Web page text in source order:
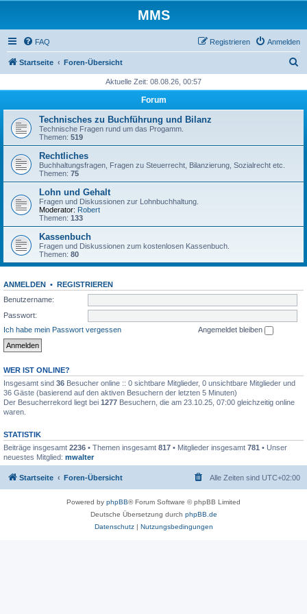
MMS
FAQ Anmelden
Registrieren
Startseite Foren-Übersicht
h
Aktuelle Zeit: 08.08.26, 00:57
Forum
Technisches zu Buchführung und Bilanz
Technische Fragen rund um das Progamm.
Themen: 519
Rechtliches
Buchhaltungsfragen, Fragen zu Steuerrecht, Bilanzierung, Sozialrecht etc.
Themen: 75
Lohn und Gehalt
Fragen und Diskussionen zur Lohnbuchhaltung.
Moderator: Robert
Themen: 133
Kassenbuch
Fragen und Diskussionen zum kostenlosen Kassenbuch.
Themen: 80
ANMELDEN • REGISTRIEREN
Benutzername:
Passwort:
Ich habe mein Passwort vergessen
Angemeldet bleiben
WER IST ONLINE?
Insgesamt sind 36 Besucher online :: 0 sichtbare Mitglieder, 0 unsichtbare Mitglieder und
36 Gäste (basierend auf den aktiven Besuchern der letzten 5 Minuten)
Der Besucherrekord liegt bei 1277 Besuchern, die am 23.10.25, 07:00 gleichzeitig online
waren.
STATISTIK
Beiträge insgesamt 2236 • Themen insgesamt 817 • Mitglieder insgesamt 781 • Unser
neuestes Mitglied: mwalter
Startseite Foren-Übersicht Alle Zeiten sind UTC+02:00
Powered by phpBB® Forum Software © phpBB Limited
Deutsche Übersetzung durch phpBB.de
Datenschutz| Nutzungsbedingungen